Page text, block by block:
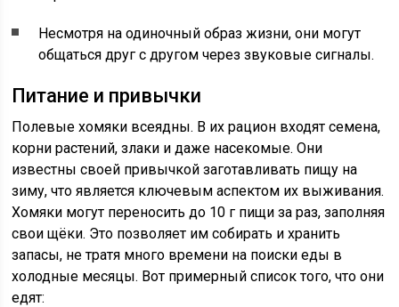
Несмотря на одиночный образ жизни, они могут
общаться друг с другом через звуковые сигналы.
Питание и привычки
Полевые хомяки всеядны. В их рацион входят семена,
корни растений, злаки и даже насекомые. Они
известны своей привычкой заготавливать пищу на
зиму, что является ключевым аспектом их выживания.
Хомяки могут переносить до 10 г пищи за раз, заполняя
свои щёки. Это позволяет им собирать и хранить
запасы, не тратя много времени на поиски еды в
холодные месяцы. Вот примерный список того, что они
едят: